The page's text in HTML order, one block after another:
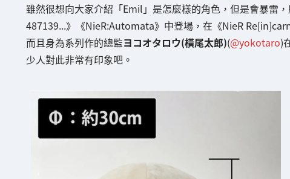
雖然很想向大家介紹「Emil」是怎麼樣的角色，但是會暴雷
487139...》《NieR:Automata》中登場，在《NieR
而且身為系列作的總監ヨコオタロウ(橫尾太郎)(@yokotaro)
少人對此非常有印象吧。